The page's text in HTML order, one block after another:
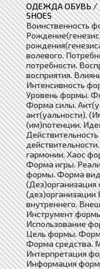
ОДЕЖДА ОБУВЬ /
SHOES
Воинственность
волевого.
потребности.
восприятия.
Интенсивность
Уровень формы.
Форма силы.
акт(уальности).
(им)потенции.
гармонии. Хаос
Форма игры.
формы. Форма
внутреннего.
Инструмент
Использование
Цель формы.
Форма средства.
Интерпретация
Информация